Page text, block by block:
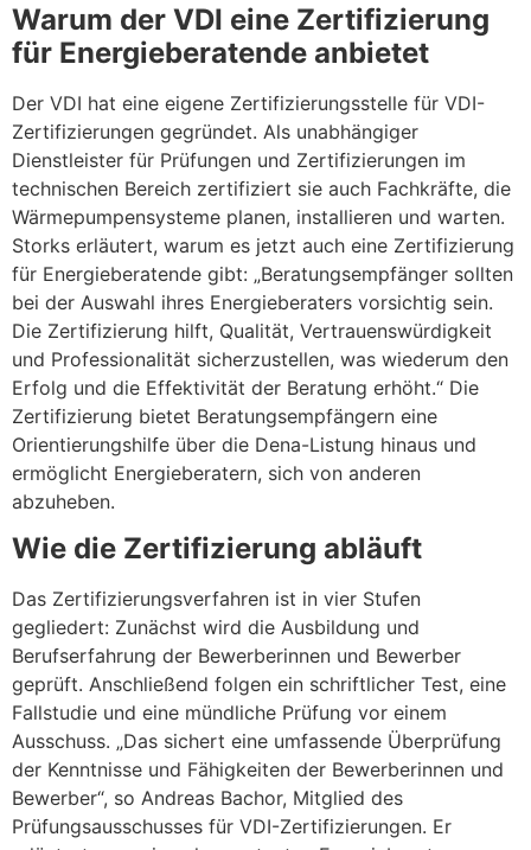
Warum der VDI eine Zertifizierung
für Energieberatende anbietet
Der VDI hat eine eigene Zertifizierungsstelle für VDI-
Zertifizierungen gegründet. Als unabhängiger
Dienstleister für Prüfungen und Zertifizierungen im
technischen Bereich zertifiziert sie auch Fachkräfte, die
Wärmepumpensysteme planen, installieren und warten.
Storks erläutert, warum es jetzt auch eine Zertifizierung
für Energieberatende gibt: „Beratungsempfänger sollten
bei der Auswahl ihres Energieberaters vorsichtig sein.
Die Zertifizierung hilft, Qualität, Vertrauenswürdigkeit
und Professionalität sicherzustellen, was wiederum den
Erfolg und die Effektivität der Beratung erhöht.“ Die
Zertifizierung bietet Beratungsempfängern eine
Orientierungshilfe über die Dena-Listung hinaus und
ermöglicht Energieberatern, sich von anderen
abzuheben.
Wie die Zertifizierung abläuft
Das Zertifizierungsverfahren ist in vier Stufen
gegliedert: Zunächst wird die Ausbildung und
Berufserfahrung der Bewerberinnen und Bewerber
geprüft. Anschließend folgen ein schriftlicher Test, eine
Fallstudie und eine mündliche Prüfung vor einem
Ausschuss. „Das sichert eine umfassende Überprüfung
der Kenntnisse und Fähigkeiten der Bewerberinnen und
Bewerber“, so Andreas Bachor, Mitglied des
Prüfungsausschusses für VDI-Zertifizierungen. Er